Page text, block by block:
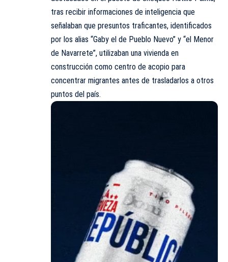
tras recibir informaciones de inteligencia que
señalaban que presuntos traficantes, identificados
por los alias “Gaby el de Pueblo Nuevo” y “el Menor
de Navarrete”, utilizaban una vivienda en
construcción como centro de acopio para
concentrar migrantes antes de trasladarlos a otros
puntos del país.